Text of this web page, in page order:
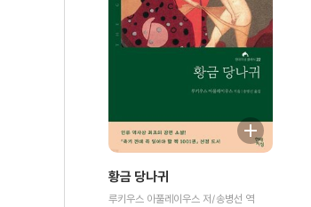
황금 당나귀
루키우스 아풀레이우스 저/송병선 역